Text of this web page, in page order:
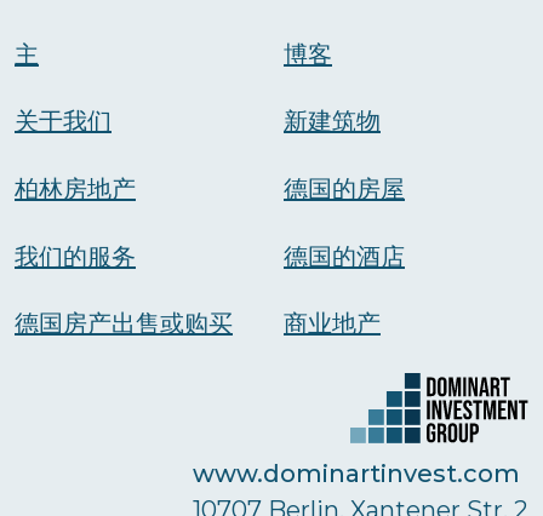
主
关于我们
柏林房地产
我们的服务
德国房产出售或购买
博客
新建筑物
德国的房屋
德国的酒店
商业地产
www.dominartinvest.com
10707 Berlin, Xantener Str. 2